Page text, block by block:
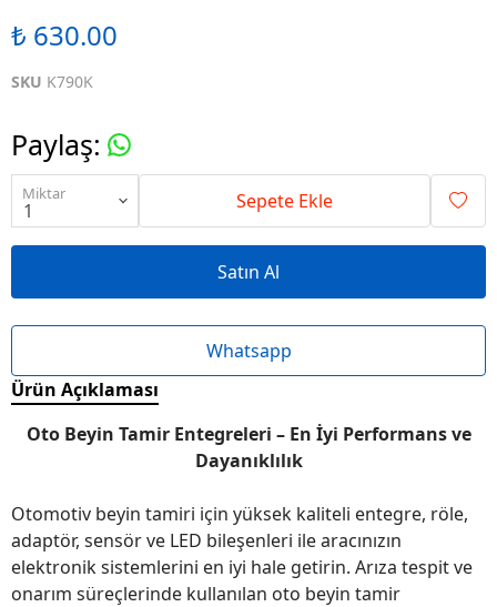
₺ 630.00
SKU K790K
Paylaş:
Miktar Sepete Ekle
Satın Al
Whatsapp
Ürün Açıklaması
Oto Beyin Tamir Entegreleri – En İyi Performans ve
Dayanıklılık
Otomotiv beyin tamiri için yüksek kaliteli entegre, röle,
adaptör, sensör ve LED bileşenleri ile aracınızın
elektronik sistemlerini en iyi hale getirin. Arıza tespit ve
onarım süreçlerinde kullanılan oto beyin tamir